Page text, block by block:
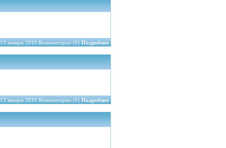
января 2010 Комментарии (0)Подробнее
января 2010 Комментарии (0)Подробнее